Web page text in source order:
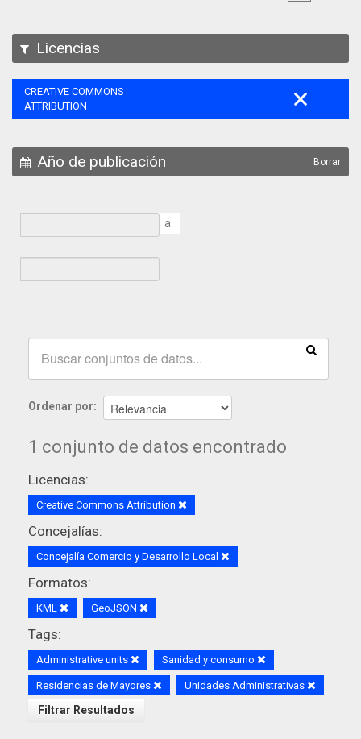
Licencias
CREATIVE COMMONS
ATTRIBUTION
Año de publicación Borrar
a
Ordenar por
1 conjunto de datos encontrado
Licencias:
Creative Commons Attribution
Concejalías:
Concejalía Comercio y Desarrollo Local
Formatos:
KML GeoJSON
Tags:
Administrative units Sanidad y consumo
Residencias de Mayores Unidades Administrativas
Filtrar Resultados